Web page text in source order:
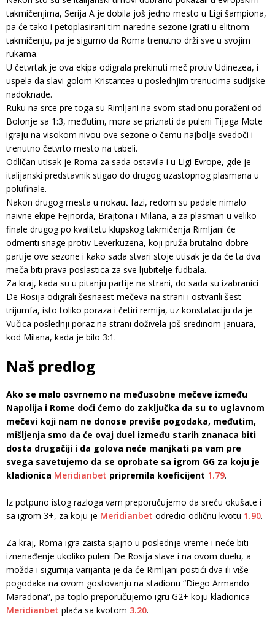
takmičenjima, Serija A je dobila još jedno mesto u Ligi šampiona,
pa će tako i petoplasirani tim naredne sezone igrati u elitnom
takmičenju, pa je sigurno da Roma trenutno drži sve u svojim
rukama.
U četvrtak je ova ekipa odigrala prekinuti meč protiv Udinezea, i
uspela da slavi golom Kristantea u poslednjim trenucima sudijske
nadoknade.
Ruku na srce pre toga su Rimljani na svom stadionu poraženi od
Bolonje sa 1:3, međutim, mora se priznati da puleni Tijaga Mote
igraju na visokom nivou ove sezone o čemu najbolje svedoči i
trenutno četvrto mesto na tabeli.
Odličan utisak je Roma za sada ostavila i u Ligi Evrope, gde je
italijanski predstavnik stigao do drugog uzastopnog plasmana u
polufinale.
Nakon drugog mesta u nokaut fazi, redom su padale nimalo
naivne ekipe Fejnorda, Brajtona i Milana, a za plasman u veliko
finale drugog po kvalitetu klupskog takmičenja Rimljani će
odmeriti snage protiv Leverkuzena, koji pruža brutalno dobre
partije ove sezone i kako sada stvari stoje utisak je da će ta dva
meča biti prava poslastica za sve ljubitelje fudbala.
Za kraj, kada su u pitanju partije na strani, do sada su izabranici
De Rosija odigrali šesnaest mečeva na strani i ostvarili šest
trijumfa, isto toliko poraza i četiri remija, uz konstataciju da je
Vučica poslednji poraz na strani doživela još sredinom januara,
kod Milana, kada je bilo 3:1.
Naš predlog
Ako se malo osvrnemo na međusobne mečeve između
Napolija i Rome doći ćemo do zaključka da su to uglavnom
mečevi koji nam ne donose previše pogodaka, međutim,
mišljenja smo da će ovaj duel između starih znanaca biti
dosta drugačiji i da golova neće manjkati pa vam pre
svega savetujemo da se oprobate sa igrom GG za koju je
kladionica Meridianbet pripremila koeficijent 1.79.
Iz potpuno istog razloga vam preporučujemo da sreću okušate i
sa igrom 3+, za koju je Meridianbet odredio odličnu kvotu 1.90.
Za kraj, Roma igra zaista sjajno u poslednje vreme i neće biti
iznenađenje ukoliko puleni De Rosija slave i na ovom duelu, a
možda i sigurnija varijanta je da će Rimljani postići dva ili više
pogodaka na ovom gostovanju na stadionu “Diego Armando
Maradona”, pa toplo preporučujemo igru G2+ koju kladionica
Meridianbet plaća sa kvotom 3.20.